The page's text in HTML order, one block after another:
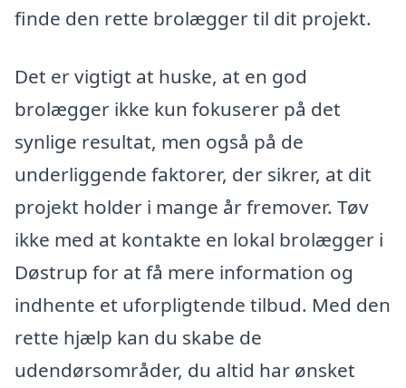
finde den rette brolægger til dit projekt.
Det er vigtigt at huske, at en god
brolægger ikke kun fokuserer på det
synlige resultat, men også på de
underliggende faktorer, der sikrer, at dit
projekt holder i mange år fremover. Tøv
ikke med at kontakte en lokal brolægger i
Døstrup for at få mere information og
indhente et uforpligtende tilbud. Med den
rette hjælp kan du skabe de
udendørsområder, du altid har ønsket